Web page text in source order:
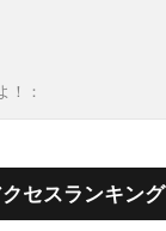
！：
セスランキング